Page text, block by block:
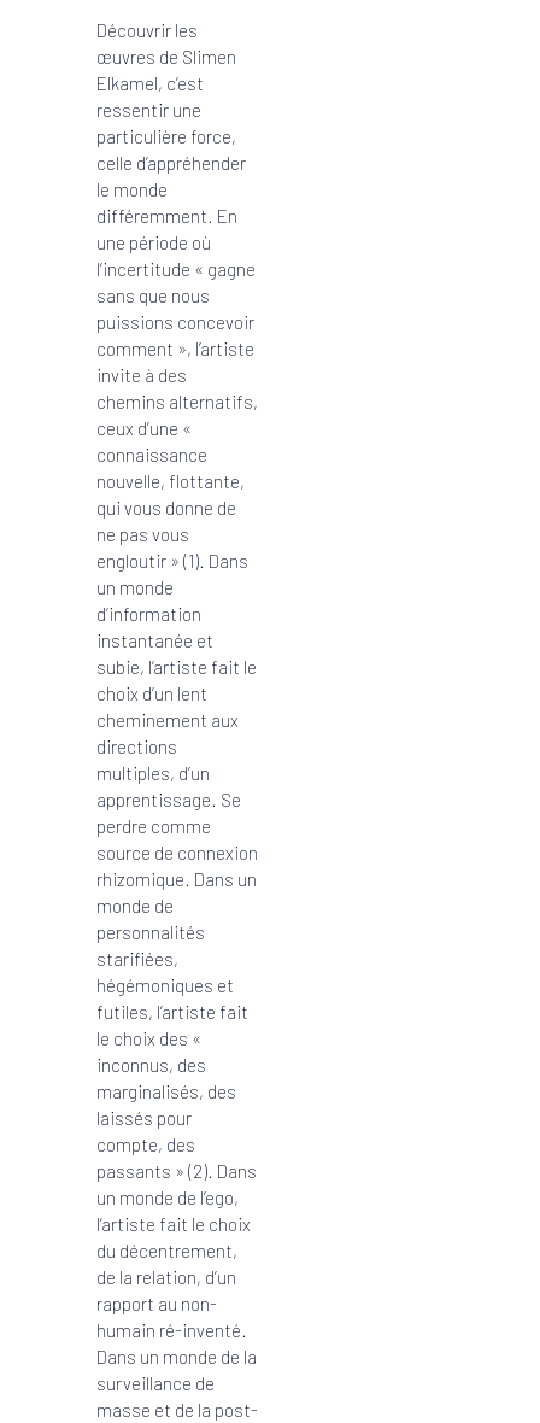
Découvrir les
œuvres de Slimen
Elkamel, c’est
ressentir une
particulière force,
celle d’appréhender
le monde
différemment. En
une période où
l’incertitude « gagne
sans que nous
puissions concevoir
comment », l’artiste
invite à des
chemins alternatifs,
ceux d’une «
connaissance
nouvelle, flottante,
qui vous donne de
ne pas vous
engloutir » (1). Dans
un monde
d’information
instantanée et
subie, l’artiste fait le
choix d’un lent
cheminement aux
directions
multiples, d’un
apprentissage. Se
perdre comme
source de connexion
rhizomique. Dans un
monde de
personnalités
starifiées,
hégémoniques et
futiles, l’artiste fait
le choix des «
inconnus, des
marginalisés, des
laissés pour
compte, des
passants » (2). Dans
un monde de l’ego,
l’artiste fait le choix
du décentrement,
de la relation, d’un
rapport au non-
humain ré-inventé.
Dans un monde de la
surveillance de
masse et de la post-